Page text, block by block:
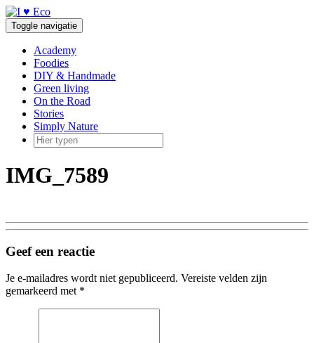
Doorgaan
naar
inhoud
Toggle navigatie
Academy
Foodies
DIY & Handmade
Green living
On the Road
Stories
Simply Nature
IMG_7589
Geef een reactie
Je e-mailadres wordt niet gepubliceerd. Vereiste velden zijn
gemarkeerd met *